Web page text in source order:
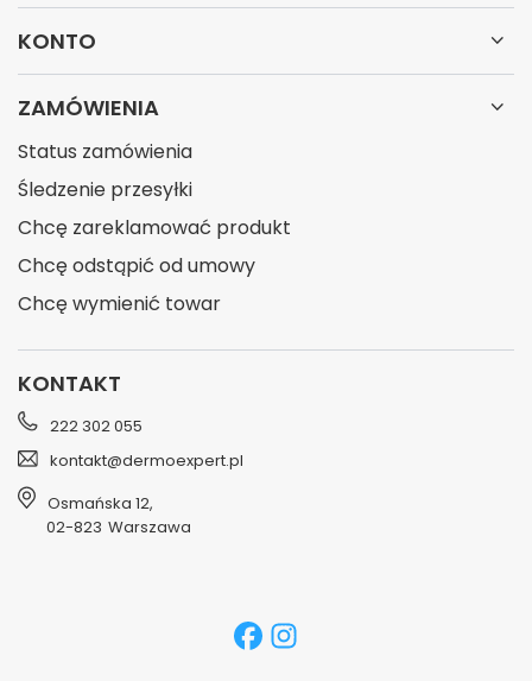
KONTO
ZAMÓWIENIA
Status zamówienia
Śledzenie przesyłki
Chcę zareklamować produkt
Chcę odstąpić od umowy
Chcę wymienić towar
KONTAKT
222 302 055
kontakt@dermoexpert.pl
Osmańska 12,
02-823 Warszawa